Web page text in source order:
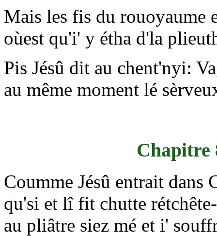
Mais les fis du rouoyaume
oùest qu'i' y étha d'la
Pis Jésû dit au chent'nyi:
au même moment lé
Chapitre
Coumme Jésû entrait
qu'si et lî fit chutte
au pliâtre siez mé et i'